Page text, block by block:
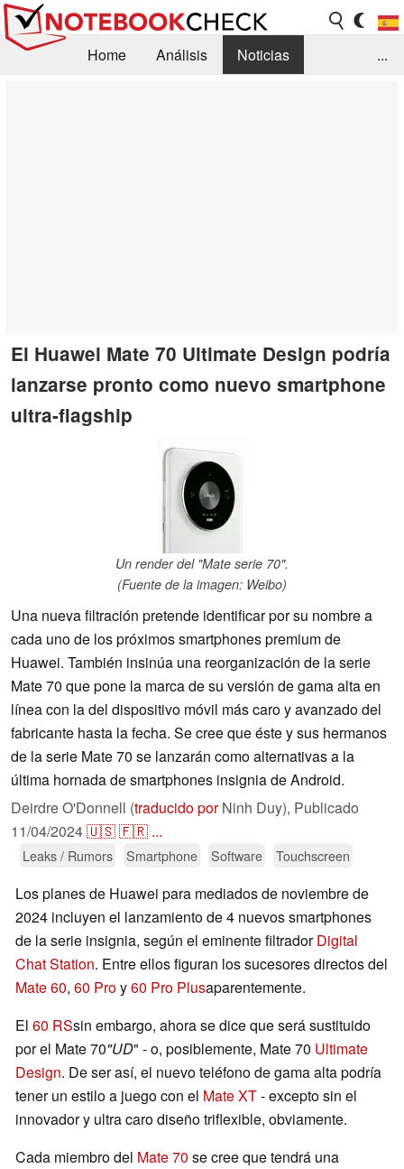
Home Análisis
Noticias
...
El Huawei Mate 70 Ultimate Design podría
lanzarse pronto como nuevo smartphone
ultra-flagship
Un render del "Mate serie 70".
(Fuente de la imagen: Weibo)
Una nueva filtración pretende identificar por su nombre a
cada uno de los próximos smartphones premium de
Huawei. También insinúa una reorganización de la serie
Mate 70 que pone la marca de su versión de gama alta en
línea con la del dispositivo móvil más caro y avanzado del
fabricante hasta la fecha. Se cree que éste y sus hermanos
de la serie Mate 70 se lanzarán como alternativas a la
última hornada de smartphones insignia de Android.
Deirdre O'Donnell (traducido porNinh Duy), Publicado
11/04/2024🇺🇸🇫🇷 ...
Leaks / Rumors Smartphone Software Touchscreen
Los planes de Huawei para mediados de noviembre de
2024 incluyen el lanzamiento de 4 nuevos smartphones
de la serie insignia, según el eminente filtradorDigital
Chat Station. Entre ellos figuran los sucesores directos del
Mate 60, 60 Proy60 Pro Plusaparentemente.
El 60 RSsin embargo, ahora se dice que será sustituido
por el Mate 70"UD" - o, posiblemente, Mate 70 Ultimate
Design. De ser así, el nuevo teléfono de gama alta podría
tener un estilo a juego con el Mate XT- excepto sin el
innovador y ultra caro diseño triflexible, obviamente.
Cada miembro del Mate 70 se cree que tendrá una